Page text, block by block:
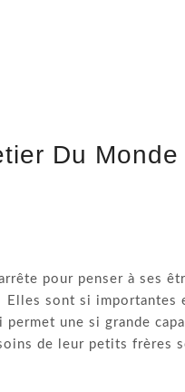
Du Monde
pour penser à ses
sont si importantes
une si grande
de leur petits frères